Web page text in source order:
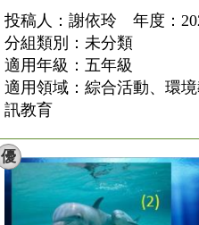
投稿人：謝依玲 年度：
分組類別：未分類
適用年級：五年級
適用領域：綜合活動、環
訊教育
優